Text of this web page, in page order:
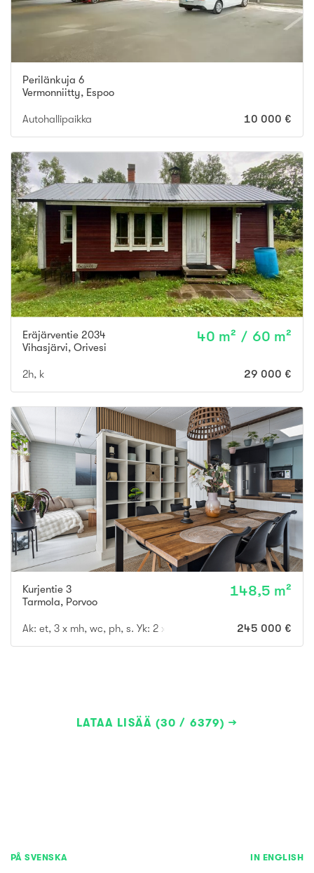
Perilänkuja 6
Vermonniitty, Espoo
Autohallipaikka 10 000 €
Eräjärventie 2034
Vihasjärvi, Orivesi
40 m² / 60 m²
2h, k 29 000 €
Kurjentie 3
Tarmola, Porvoo
148,5 m²
Ak: et, 3 x mh, wc, ph, s. Yk: 2 x mh, oh, rt, k, kph, parv.
245 000 €
LATAA LISÄÄ (30 / 6379)
PÅ SVENSKA IN ENGLISH